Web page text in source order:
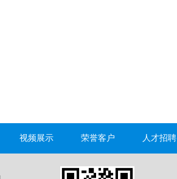
视频展示 荣誉客户 人才招聘